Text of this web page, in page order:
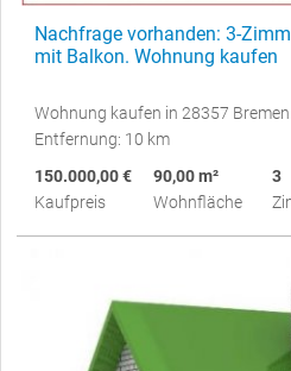
Nachfrage vorhanden: 3-
mit Balkon. Wohnung kaufen
Wohnung kaufen in 28357 Bremen
Entfernung: 10 km
150.000,00 €
Kaufpreis
90,00 m²
Wohnfläche
3